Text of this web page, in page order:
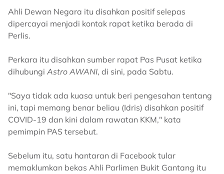
Ahli Dewan Negara itu disahkan positif selepas
dipercayai menjadi kontak rapat ketika berada di
Perlis.
Perkara itu disahkan sumber rapat Pas Pusat ketika
dihubungi Astro AWANI, di sini, pada Sabtu.
"Saya tidak ada kuasa untuk beri pengesahan tentang
ini, tapi memang benar beliau (Idris) disahkan positif
COVID-19 dan kini dalam rawatan KKM," kata
pemimpin PAS tersebut.
Sebelum itu, satu hantaran di Facebook tular
memaklumkan bekas Ahli Parlimen Bukit Gantang itu